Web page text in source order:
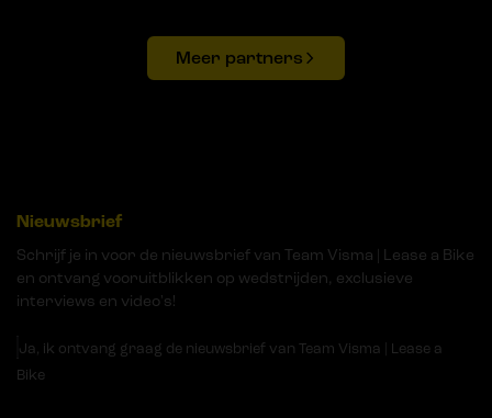
Meer partners
Nieuwsbrief
Schrijf je in voor de nieuwsbrief van Team Visma | Lease a Bike
en ontvang vooruitblikken op wedstrijden, exclusieve
interviews en video's!
Ja, ik ontvang graag de nieuwsbrief van Team Visma | Lease a
Bike